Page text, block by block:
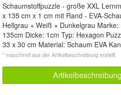
Schaumstoffpuzzle - große XXL
x 135 cm x 1 cm mit Rand - EVA-
Hellgrau + Weiß + Dunkelgrau
135cm Dicke: 1cm Typ: Hexagon
33 x 30 cm Material: Schaum EVA
* maschinell aus der Artikelbeschreibung erstellt